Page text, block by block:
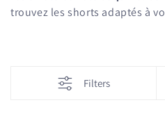
trouvez les shorts adaptés à
Filters